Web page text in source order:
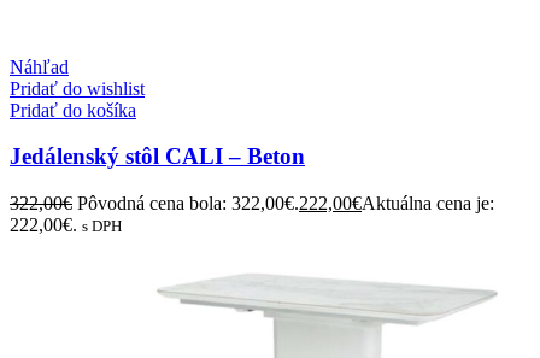
Náhľad
Pridať do wishlist
Pridať do košíka
Jedálenský stôl CALI – Beton
322,00€ Pôvodná cena bola: 322,00€.222,00€Aktuálna cena je:
222,00€. s DPH